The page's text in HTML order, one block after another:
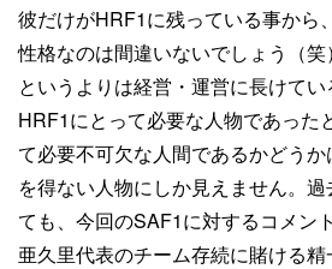
彼だけがHRF1に残っている事から
性格なのは間違いないでしょう（
というよりは経営・運営に長けてい
HRF1にとって必要な人物であった
て必要不可欠な人間であるかどう
を得ない人物にしか見えません。
ても、今回のSAF1に対するコメン
亜久里代表のチーム存続に賭ける